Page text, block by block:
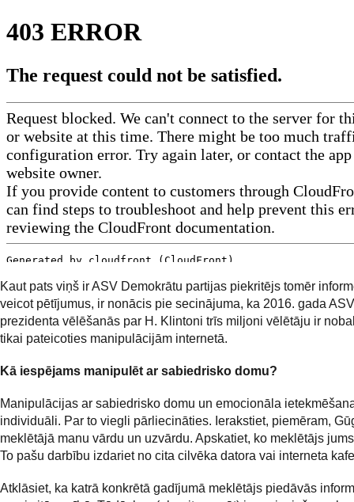
Kaut pats viņš ir ASV Demokrātu partijas piekritējs tomēr
veicot pētījumus, ir nonācis pie secinājuma, ka 2016. gada ASV
prezidenta vēlēšanās par H. Klintoni trīs miljoni vēlētāju ir
tikai pateicoties manipulācijām internetā.
Kā iespējams manipulēt ar sabiedrisko domu?
Manipulācijas ar sabiedrisko domu un emocionāla
individuāli. Par to viegli pārliecināties. Ierakstiet, piemēram,
meklētājā manu vārdu un uzvārdu. Apskatiet, ko meklētājs
To pašu darbību izdariet no cita cilvēka datora vai interneta
Atklāsiet, ka katrā konkrētā gadījumā meklētājs piedāvās